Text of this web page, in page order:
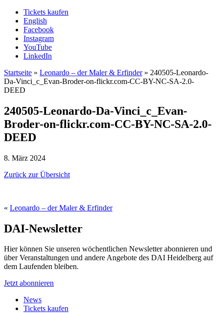
Tickets kaufen
English
Facebook
Instagram
YouTube
LinkedIn
Startseite » Leonardo – der Maler & Erfinder» 240505-Leonardo-
Da-Vinci_c_Evan-Broder-on-flickr.com-CC-BY-NC-SA-2.0-
DEED
240505-Leonardo-Da-Vinci_c_Evan-
Broder-on-flickr.com-CC-BY-NC-SA-2.0-
DEED
8. März 2024
Zurück zur Übersicht
« Leonardo – der Maler & Erfinder
DAI-Newsletter
Hier können Sie unseren wöchentlichen Newsletter abonnieren und
über Veranstaltungen und andere Angebote des DAI Heidelberg auf
dem Laufenden bleiben.
Jetzt abonnieren
News
Tickets kaufen